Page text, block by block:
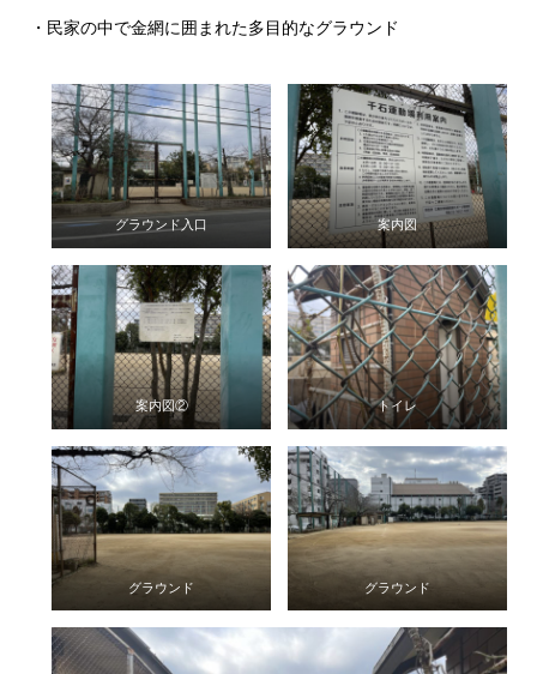
・民家の中で金網に囲まれた多目的なグラウンド
グラウンド入口 案内図
案内図② トイレ
グラウンド グラウンド